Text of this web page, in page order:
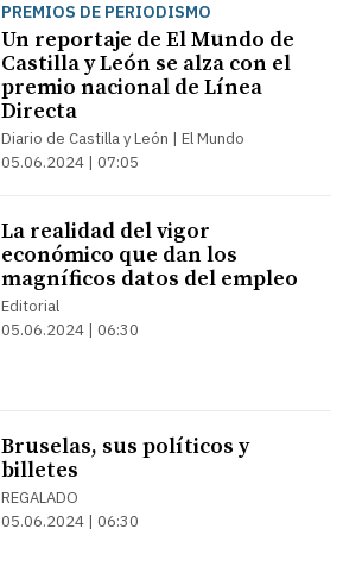
PREMIOS DE PERIODISMO
Un reportaje de El Mundo de
Castilla y León se alza con el
premio nacional de Línea
Directa
Diario de Castilla y León | El Mundo
05.06.2024 | 07:05
La realidad del vigor
económico que dan los
magníficos datos del empleo
Editorial
05.06.2024 | 06:30
Bruselas, sus políticos y
billetes
REGALADO
05.06.2024 | 06:30